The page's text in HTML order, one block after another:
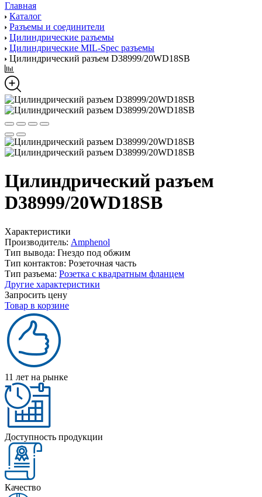
Главная
Каталог
Разъемы и соединители
Цилиндрические разъемы
Цилиндрические MIL-Spec разъемы
Цилиндрический разъем D38999/20WD18SB
Цилиндрический разъем
D38999/20WD18SB
Характеристики
Производитель: Amphenol
Тип вывода: Гнездо под обжим
Тип контактов: Розеточная часть
Тип разъема: Розетка с квадратным фланцем
Другие характеристики
Запросить цену
Товар в корзине
11 лет на рынке
Доступность продукции
Качество